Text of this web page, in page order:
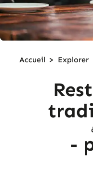
Accueil > Explorer
-